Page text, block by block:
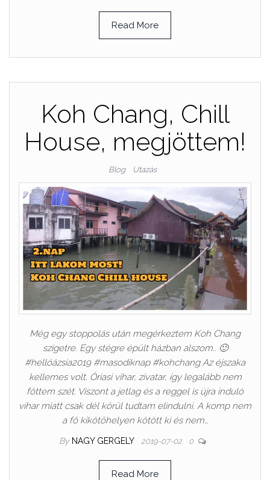
Read More
Koh Chang, Chill
House, megjöttem!
Blog Utazás
Még egy stoppolás után megérkeztem Koh Chang
szigetre. Egy stégre épült házban alszom.. 🙂
#hellóázsia2019 #masodiknap #kohchang Az éjszaka
kellemes volt. Óriasi vihar, zivatar, így legalább nem
főttem szét. Viszont a jetlag és a reggel is újra induló
vihar miatt csak dél körül tudtam elindulni. A komp nem
a fő kikötőhelyen kötött ki és nem…
By NAGY GERGELY 2019-07-02 0
Read More